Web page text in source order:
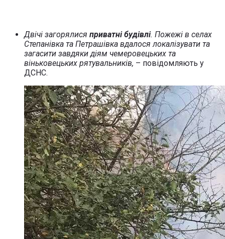
Двічі загорялися приватні будівлі. Пожежі в селах
Степанівка та Петрашівка вдалося локалізувати та
загасити завдяки діям чемеровецьких та
віньковецьких рятувальників, – повідомляють у
ДСНС.